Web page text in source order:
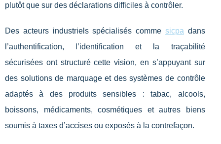
plutôt que sur des déclarations difficiles à contrôler.
Des acteurs industriels spécialisés comme sicpa dans
l’authentification, l’identification et la traçabilité
sécurisées ont structuré cette vision, en s’appuyant sur
des solutions de marquage et des systèmes de contrôle
adaptés à des produits sensibles : tabac, alcools,
boissons, médicaments, cosmétiques et autres biens
soumis à taxes d’accises ou exposés à la contrefaçon.